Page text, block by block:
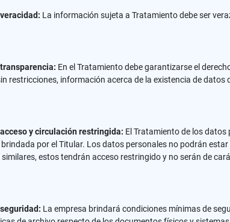
La información sujeta a Tratamiento debe ser
En el Tratamiento debe garantizarse el
restricciones, información acerca de la existencia de datos
y circulación restringida: El Tratamiento de los datos
por el Titular. Los datos personales no podrán
estos tendrán acceso restringido y no serán de
La empresa brindará condiciones mínimas de